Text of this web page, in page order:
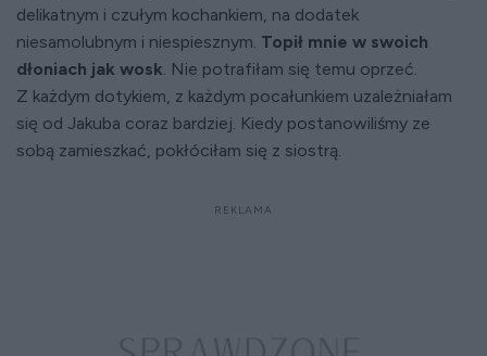
delikatnym i czułym kochankiem, na dodatek
niesamolubnym i niespiesznym. Topił mnie w swoich
dłoniach jak wosk. Nie potrafiłam się temu oprzeć.
Z każdym dotykiem, z każdym pocałunkiem uzależniałam
się od Jakuba coraz bardziej. Kiedy postanowiliśmy ze
sobą zamieszkać, pokłóciłam się z siostrą.